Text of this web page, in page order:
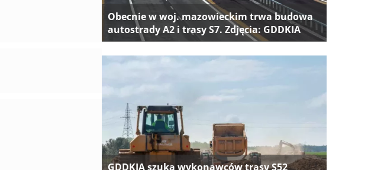
Obecnie w woj. mazowieckim trwa budowa
autostrady A2 i trasy S7. Zdjęcia: GDDKIA
GDDKIA szuka wykonawców trasy S52